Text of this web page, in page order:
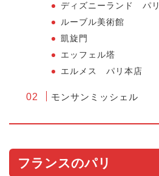
ディズニーランド パリ
ルーブル美術館
凱旋門
エッフェル塔
エルメス パリ本店
モンサンミッシェル
フランスのパリ